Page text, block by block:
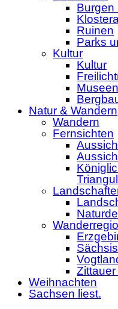
Burgen
Ruinen
Parks
Kultur
Kultur
Museen
Natur & Wandern
Wandern
Fernsichten
Weihnachten
Sachsen liest.